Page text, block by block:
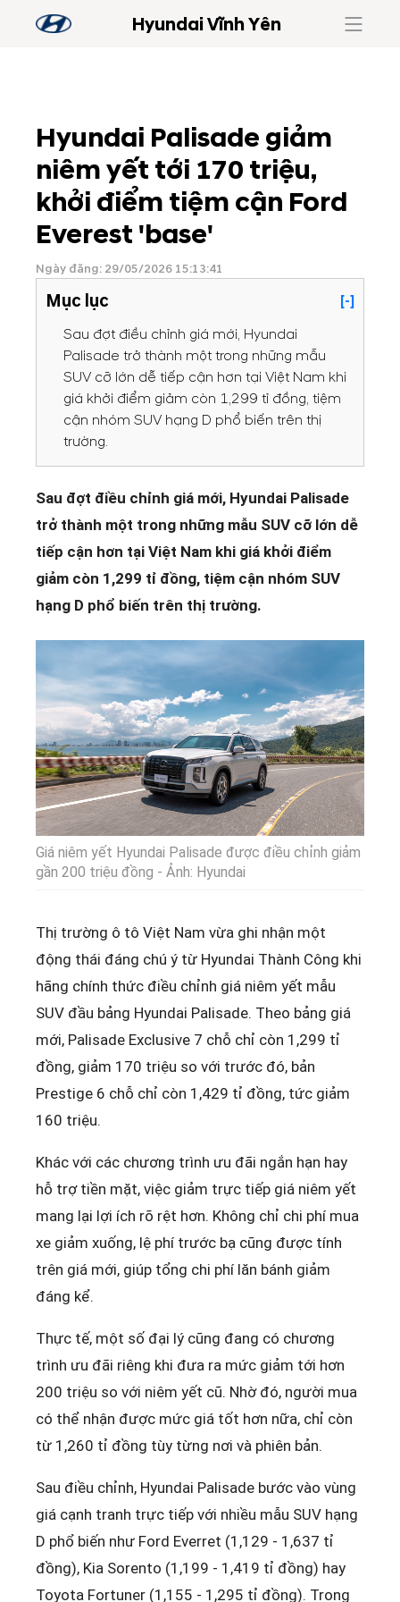
Hyundai Vĩnh Yên
Hyundai Palisade giảm
niêm yết tới 170 triệu,
khởi điểm tiệm cận Ford
Everest 'base'
Ngày đăng: 29/05/2026 15:13:41
Mục lục
[-]
Sau đợt điều chỉnh giá mới, Hyundai
Palisade trở thành một trong những mẫu
SUV cỡ lớn dễ tiếp cận hơn tại Việt Nam khi
giá khởi điểm giảm còn 1,299 tỉ đồng, tiệm
cận nhóm SUV hạng D phổ biến trên thị
trường.
Sau đợt điều chỉnh giá mới, Hyundai Palisade
trở thành một trong những mẫu SUV cỡ lớn dễ
tiếp cận hơn tại Việt Nam khi giá khởi điểm
giảm còn 1,299 tỉ đồng, tiệm cận nhóm SUV
hạng D phổ biến trên thị trường.
Giá niêm yết Hyundai Palisade được điều chỉnh giảm
gần 200 triệu đồng - Ảnh: Hyundai
Thị trường ô tô Việt Nam vừa ghi nhận một
động thái đáng chú ý từ Hyundai Thành Công khi
hãng chính thức điều chỉnh giá niêm yết mẫu
SUV đầu bảng Hyundai Palisade. Theo bảng giá
mới, Palisade Exclusive 7 chỗ chỉ còn 1,299 tỉ
đồng, giảm 170 triệu so với trước đó, bản
Prestige 6 chỗ chỉ còn 1,429 tỉ đồng, tức giảm
160 triệu.
Khác với các chương trình ưu đãi ngắn hạn hay
hỗ trợ tiền mặt, việc giảm trực tiếp giá niêm yết
mang lại lợi ích rõ rệt hơn. Không chỉ chi phí mua
xe giảm xuống, lệ phí trước bạ cũng được tính
trên giá mới, giúp tổng chi phí lăn bánh giảm
đáng kể.
Thực tế, một số đại lý cũng đang có chương
trình ưu đãi riêng khi đưa ra mức giảm tới hơn
200 triệu so với niêm yết cũ. Nhờ đó, người mua
có thể nhận được mức giá tốt hơn nữa, chỉ còn
từ 1,260 tỉ đồng tùy từng nơi và phiên bản.
Sau điều chỉnh, Hyundai Palisade bước vào vùng
giá cạnh tranh trực tiếp với nhiều mẫu SUV hạng
D phổ biến như Ford Everret (1,129 - 1,637 tỉ
đồng), Kia Sorento (1,199 - 1,419 tỉ đồng) hay
Toyota Fortuner (1,155 - 1,295 tỉ đồng). Trong